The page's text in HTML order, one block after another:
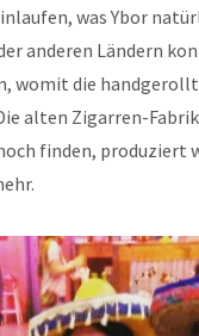
was Ybor
anderen Ländern
womit die
alten Zigarren-
finden, produziert